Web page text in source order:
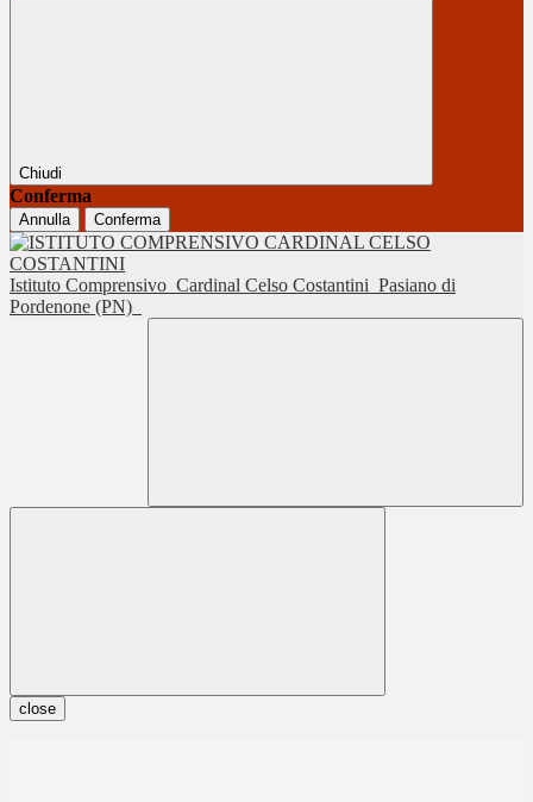
Chiudi
Conferma
Annulla Conferma
Istituto Comprensivo Cardinal Celso Costantini Pasiano di
Pordenone (PN)
close